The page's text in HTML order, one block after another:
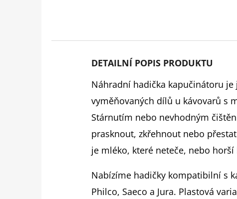
DETAILNÍ POPIS PRODUKTU
Náhradní hadička kapučinátoru je
vyměňovaných dílů u kávovarů s
Stárnutím nebo nevhodným
prasknout, zkřehnout nebo
je mléko, které neteče, nebo
Nabízíme hadičky kompatibilní s
Philco, Saeco a Jura. Plastová